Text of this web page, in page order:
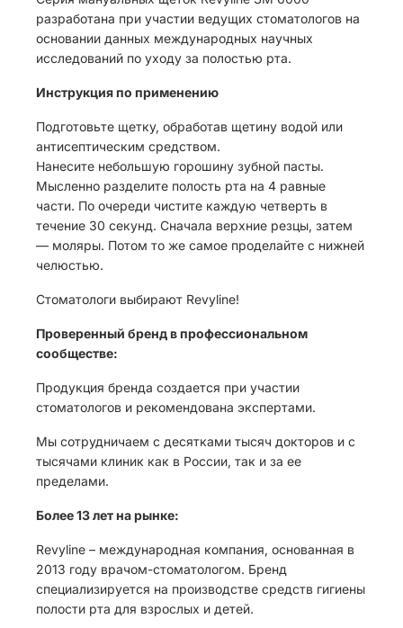
разработана при участии ведущих стоматологов на
основании данных международных научных
исследований по уходу за полостью рта.
Инструкция по применению
Подготовьте щетку, обработав щетину водой или
антисептическим средством.
Нанесите небольшую горошину зубной пасты.
Мысленно разделите полость рта на 4 равные
части. По очереди чистите каждую четверть в
течение 30 секунд. Сначала верхние резцы, затем
— моляры. Потом то же самое проделайте с нижней
челюстью.
Стоматологи выбирают Revyline!
Проверенный бренд в профессиональном
сообществе:
Продукция бренда создается при участии
стоматологов и рекомендована экспертами.
Мы сотрудничаем с десятками тысяч докторов и с
тысячами клиник как в России, так и за ее
пределами.
Более 13 лет на рынке:
Revyline – международная компания, основанная в
2013 году врачом-стоматологом. Бренд
специализируется на производстве средств гигиены
полости рта для взрослых и детей.